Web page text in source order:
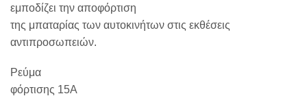
εμποδίζει την αποφόρτιση
της μπαταρίας των αυτοκινήτων στις εκθέσεις
αντιπροσωπειών.
Ρεύμα
φόρτισης 15A